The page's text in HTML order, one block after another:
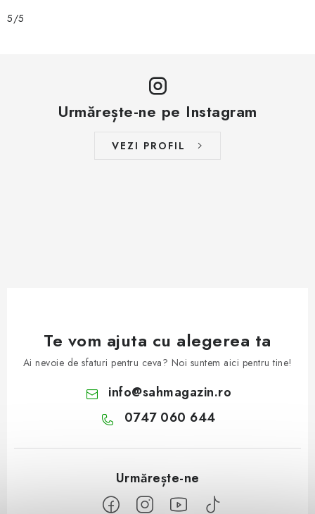
5/5
Urmărește-ne pe Instagram
VEZI PROFIL
Te vom ajuta cu alegerea ta
Ai nevoie de sfaturi pentru ceva? Noi suntem aici pentru tine!
info@sahmagazin.ro
0747 060 644